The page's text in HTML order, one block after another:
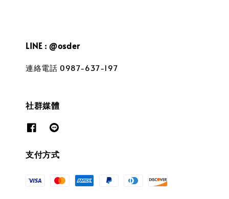
LINE : @osder
連絡電話 0987-637-197
社群媒體
支付方式